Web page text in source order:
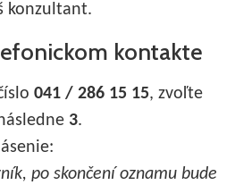
konzultant.
kontakte
041 / 286 15 15, zvoľte
3.
po skončení oznamu bude